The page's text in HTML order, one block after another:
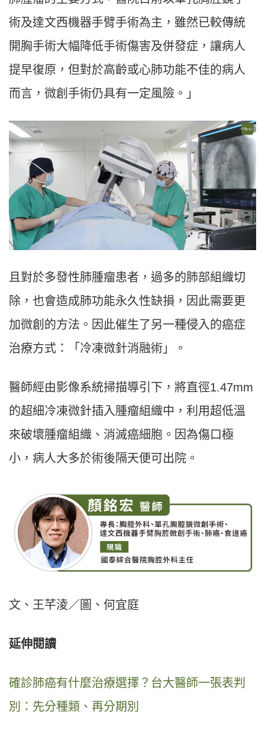
術及達文西機器手臂手術為主，雖然已較傳統
開胸手術大幅降低手術傷害及併發症，讓病人
提早復原，但對於高齡或心肺功能不佳的病人
而言，微創手術仍具有一定風險。」
且對於多發性肺腫瘤患者，過多的肺部組織切
除，也會造成肺功能永久性缺損，因此需要更
加微創的方法。因此催生了另一種侵入的癌症
治療方式：「冷凍微針消融術」。
醫師經由影像系統掃描導引下，將直徑1.47mm
的超細冷凍微針插入腫瘤組織中，利用超低溫
來破壞腫瘤組織、消滅癌細胞。因為傷口極
小，病人大多於術後隔天便可出院。
文、王芊淩／圖、何宜庭
延伸閱讀
確診肺癌有什麼治療選擇？台大醫師一張表判
別：先分種類、再分期別